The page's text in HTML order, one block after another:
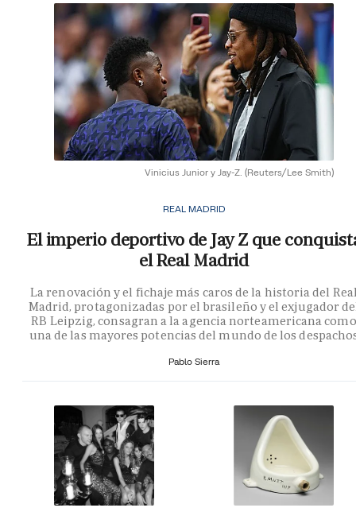
Vinicius Junior y Jay-Z. (Reuters/Lee Smith)
REAL MADRID
El imperio deportivo de Jay Z que
el Real Madrid
La renovación y el fichaje más caros de la historia del
Madrid, protagonizadas por el brasileño y el exjugador
RB Leipzig, consagran a la agencia norteamericana como
una de las mayores potencias del mundo de los
Pablo Sierra